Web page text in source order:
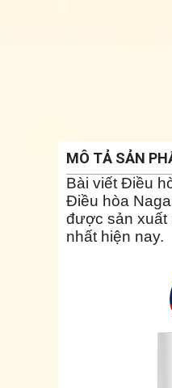
MÔ TẢ SẢN
Bài viết Điều
Điều hòa
được sản xuất
nhất hiện nay.